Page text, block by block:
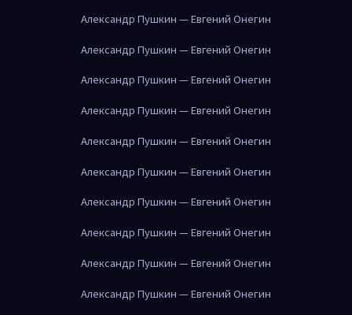
Александр Пушкин — Евгений Онегин
Александр Пушкин — Евгений Онегин
Александр Пушкин — Евгений Онегин
Александр Пушкин — Евгений Онегин
Александр Пушкин — Евгений Онегин
Александр Пушкин — Евгений Онегин
Александр Пушкин — Евгений Онегин
Александр Пушкин — Евгений Онегин
Александр Пушкин — Евгений Онегин
Александр Пушкин — Евгений Онегин